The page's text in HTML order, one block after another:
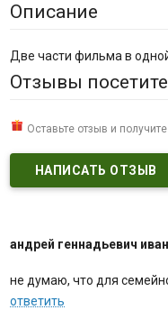
Описание
Две части фильма в
Отзывы
Оставьте отзыв и
НАПИСАТЬ ОТЗЫВ
андрей геннадьевич
не думаю, что для
ответить